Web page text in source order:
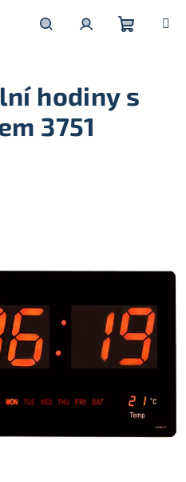
košík
hodiny s
3751